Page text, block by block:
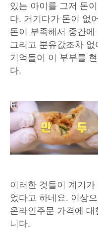
있는 아이를 그저 돈
다. 거기다가 돈이 없
돈이 부족해서 중간
그리고 분유값조차
기억들이 이 부부를
다.
이러한 것들이 계기
었다고 하네요. 이상
온라인주문 가격에
니다.